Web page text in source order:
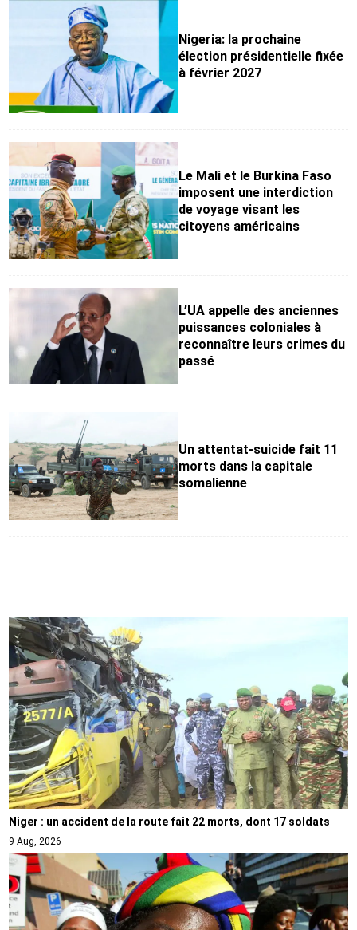
Nigeria: la prochaine
élection présidentielle fixée
à février 2027
Le Mali et le Burkina Faso
imposent une interdiction
de voyage visant les
citoyens américains
L’UA appelle des anciennes
puissances coloniales à
reconnaître leurs crimes du
passé
Un attentat-suicide fait 11
morts dans la capitale
somalienne
Niger : un accident de la route fait 22 morts, dont 17 soldats
9 Aug, 2026